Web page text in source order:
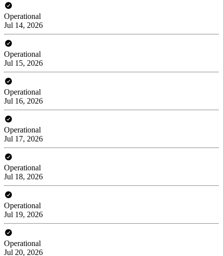
Operational
Jul 14, 2026
Operational
Jul 15, 2026
Operational
Jul 16, 2026
Operational
Jul 17, 2026
Operational
Jul 18, 2026
Operational
Jul 19, 2026
Operational
Jul 20, 2026